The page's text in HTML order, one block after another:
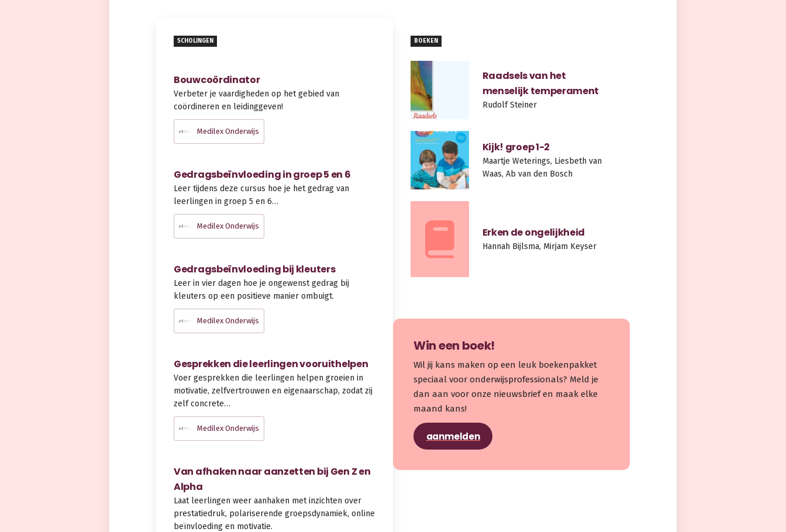
SCHOLINGEN
Bouwcoördinator
Verbeter je vaardigheden op het gebied van
coördineren en leidinggeven!
Medilex Onderwijs
Gedragsbeïnvloeding in groep 5 en 6
Leer tijdens deze cursus hoe je het gedrag van
leerlingen in groep 5 en 6…
Medilex Onderwijs
Gedragsbeïnvloeding bij kleuters
Leer in vier dagen hoe je ongewenst gedrag bij
kleuters op een positieve manier ombuigt.
Medilex Onderwijs
Gesprekken die leerlingen vooruithelpen
Voer gesprekken die leerlingen helpen groeien in
motivatie, zelfvertrouwen en eigenaarschap, zodat zij
zelf concrete…
Medilex Onderwijs
Van afhaken naar aanzetten bij Gen Z en
Alpha
Laat leerlingen weer aanhaken met inzichten over
prestatiedruk, polariserende groepsdynamiek, online
beïnvloeding en motivatie.
BOEKEN
Raadsels van het
menselijk temperament
Rudolf Steiner
Kijk! groep 1-2
Maartje Weterings, Liesbeth van
Waas, Ab van den Bosch
Erken de ongelijkheid
Hannah Bijlsma, Mirjam Keyser
Win een boek!
Wil jij kans maken op een leuk boekenpakket
speciaal voor onderwijsprofessionals? Meld je
dan aan voor onze nieuwsbrief en maak elke
maand kans!
aanmelden